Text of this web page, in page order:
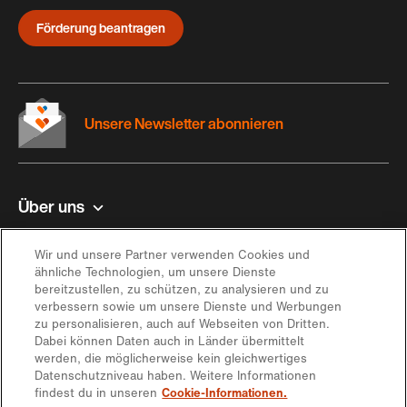
Förderung beantragen
Über uns
Kontakt und Hilfe
Inspiration
Angebot
Unsere Newsletter abonnieren
Wir und unsere Partner verwenden Cookies und
ähnliche Technologien, um unsere Dienste
bereitzustellen, zu schützen, zu analysieren und zu
verbessern sowie um unsere Dienste und Werbungen
zu personalisieren, auch auf Webseiten von Dritten.
Dabei können Daten auch in Länder übermittelt
werden, die möglicherweise kein gleichwertiges
Datenschutzniveau haben. Weitere Informationen
findest du in unseren Cookie-Informationen.